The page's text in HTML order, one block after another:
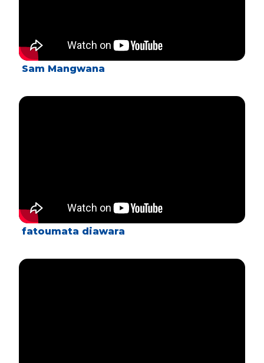
Sam Mangwana
fatoumata diawara